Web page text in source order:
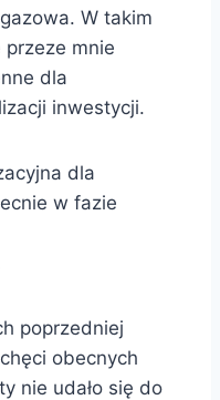
W takim
mnie
dla
inwestycji.
dla
w fazie
poprzedniej
obecnych
nie udało się do